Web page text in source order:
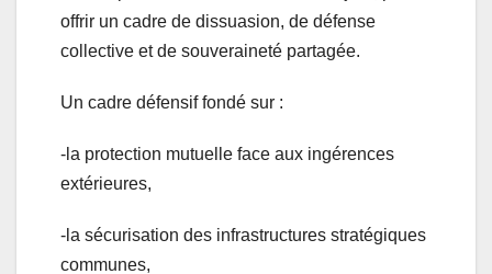
offrir un cadre de dissuasion, de défense
collective et de souveraineté partagée.
Un cadre défensif fondé sur :
-la protection mutuelle face aux ingérences
extérieures,
-la sécurisation des infrastructures stratégiques
communes,